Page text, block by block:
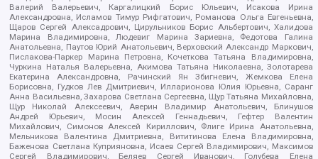
Валерий Валерьевич, Каргалицкий Борис Юльевич, Исакова Ирина
Александровна, Исламов Тимур Рифгатович, Романова Ольга Евгеньевна,
Щаров Сергей Алексадрович, Цирульников Борис Альбертович, Халидова
Марина Владимировна, Людевиг Марина Зариевна, Федотова Галина
Анатольевна, Паутов Юрий Анатольевич, Верховский Александр Маркович,
Пислакова-Паркер Марина Петровна, Кочеткова Татьяна Владимировна,
Чуркина Наталья Валерьевна, Акимова Татьяна Николаевна, Золотарева
Екатерина Александровна, Рачинский Ян Збигневич, Жемкова Елена
Борисовна, Гудков Лев Дмитриевич, Илларионова Юлия Юрьевна, Саранг
Анна Васильевна, Захарова Светлана Сергеевна, Щур Татьяна Михайловна,
Щур Николай Алексеевич, Аверин Владимир Анатольевич, Блинушов
Андрей Юрьевич, Мосин Алексей Геннадьевич, Гефтер Валентин
Михайлович, Симонов Алексей Кириллович, Флиге Ирина Анатольевна,
Мельникова Валентина Дмитриевна, Вититинова Елена Владимировна,
Баженова Светлана Куприяновна, Исаев Сергей Владимирович, Максимов
Сергей Владимирович, Беляев Сергей Иванович, Голубева Елена